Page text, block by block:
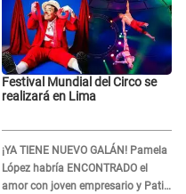
Festival Mundial del Circo se
realizará en Lima
¡YA TIENE NUEVO GALÁN! Pamela
López habría ENCONTRADO el
amor con joven empresario y Pati